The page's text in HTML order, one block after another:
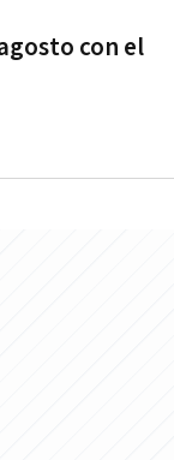
con el